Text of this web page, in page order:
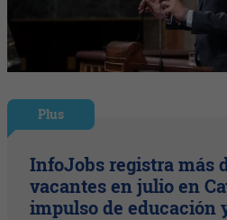
Plus
InfoJobs registra más
vacantes en julio en
impulso de educación